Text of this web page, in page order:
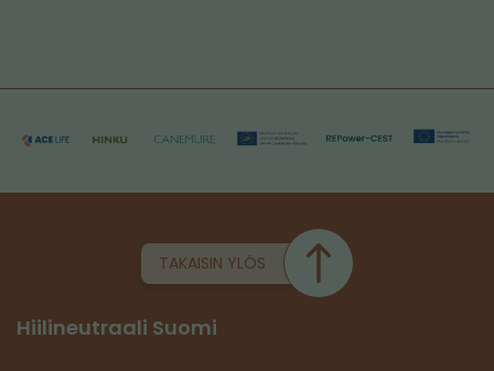
TAKAISIN YLÖS
Hiilineutraali Suomi